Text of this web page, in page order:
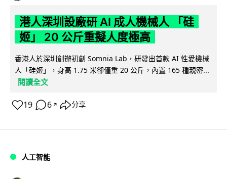
港人深圳設廠研 AI 成人機械人 「硅
姬」 20 公斤重擬人度極高
香港人於深圳創辦初創 Somnia Lab，研發出首款 AI 性愛機械
人「硅姬」，身高 1.75 米卻僅重 20 公斤，內置 165 種親密...
閱讀全文
19 6 ↗ 分享
人工智能